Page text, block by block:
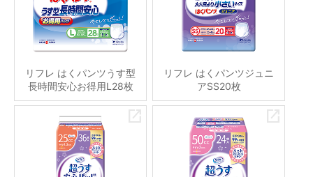
リフレ はくパンツうす型
長時間安心お得用L28枚
リフレ はくパンツジュニ
アSS20枚